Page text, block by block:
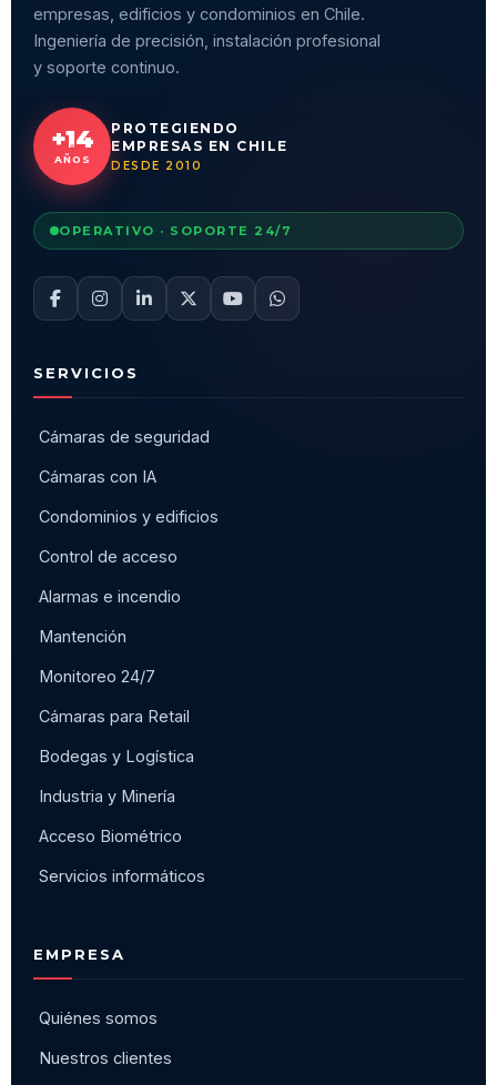
empresas, edificios y condominios en Chile.
Ingeniería de precisión, instalación profesional
y soporte continuo.
+14
AÑOS
PROTEGIENDO
EMPRESAS EN CHILE
DESDE 2010
OPERATIVO · SOPORTE 24/7
SERVICIOS
Cámaras de seguridad
Cámaras con IA
Condominios y edificios
Control de acceso
Alarmas e incendio
Mantención
Monitoreo 24/7
Cámaras para Retail
Bodegas y Logística
Industria y Minería
Acceso Biométrico
Servicios informáticos
EMPRESA
Quiénes somos
Nuestros clientes